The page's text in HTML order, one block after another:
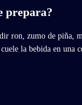
prepara?
ron, zumo de piña,
la bebida en una